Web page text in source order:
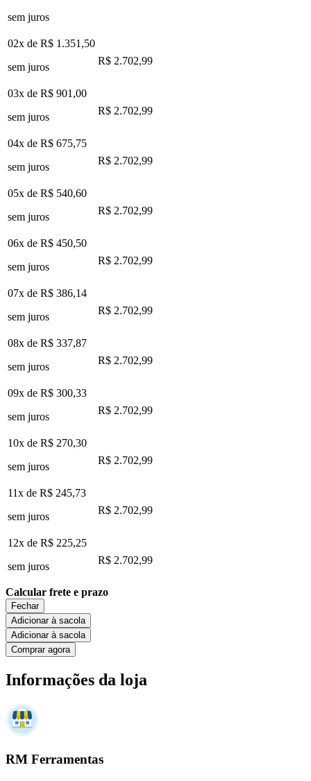
sem juros
02x de R$ 1.351,50
sem juros
R$ 2.702,99
03x de R$ 901,00
sem juros
R$ 2.702,99
04x de R$ 675,75
sem juros
R$ 2.702,99
05x de R$ 540,60
sem juros
R$ 2.702,99
06x de R$ 450,50
sem juros
R$ 2.702,99
07x de R$ 386,14
sem juros
R$ 2.702,99
08x de R$ 337,87
sem juros
R$ 2.702,99
09x de R$ 300,33
sem juros
R$ 2.702,99
10x de R$ 270,30
sem juros
R$ 2.702,99
11x de R$ 245,73
sem juros
R$ 2.702,99
12x de R$ 225,25
sem juros
R$ 2.702,99
Calcular frete e prazo
Fechar
Adicionar à sacola
Adicionar à sacola
Comprar agora
Informações da loja
RM Ferramentas